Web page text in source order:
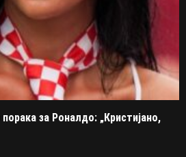
за Роналдо: „Кристијано,